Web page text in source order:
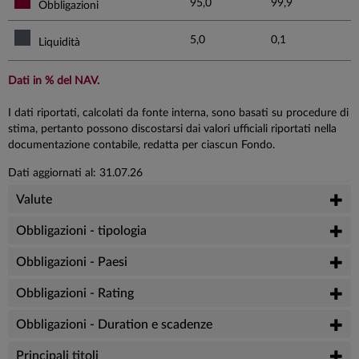
Obbligazioni 95,0 99,9
Liquidità 5,0 0,1
Dati in % del NAV.
I dati riportati, calcolati da fonte interna, sono basati su procedure di
stima, pertanto possono discostarsi dai valori ufficiali riportati nella
documentazione contabile, redatta per ciascun Fondo.
Dati aggiornati al: 31.07.26
Valute
Obbligazioni - tipologia
Obbligazioni - Paesi
Obbligazioni - Rating
Obbligazioni - Duration e scadenze
Principali titoli